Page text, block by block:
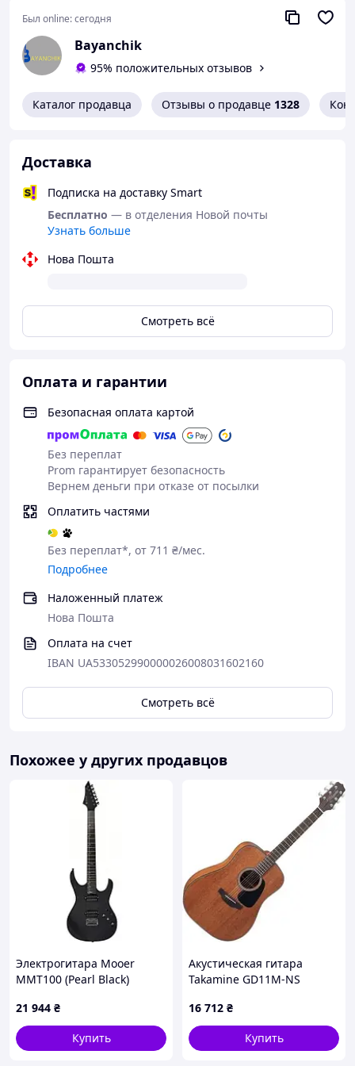
либо через адаптер (9В)- в комплект не входят;
Регулятор громкости,тона, функция overdrive,
выход для наушников.
Подходит для электро гитара для электро
Был online:сегодня
Bayanchik
95% положительных отзывов
Каталог продавца Отзывы о продавце 1328
Доставка
Подписка на доставку Smart
Бесплатно — в отделения Новой почты
Узнать больше
Нова Пошта
Смотреть всё
Оплата и гарантии
Безопасная оплата картой
Без переплат
Prom гарантирует безопасность
Вернем деньги при отказе от посылки
Оплатить частями
Без переплат*, от 711 ₴/мес.
Подробнее
Наложенный платеж
Нова Пошта
Оплата на счет
IBAN UA533052990000026008031602160
Смотреть всё
Похожее у других продавцов
Электрогитара Mooer
MMT100 (Pearl Black)
21 944 ₴
Купить
Акустическая гитара
Takamine GD11M-NS
16 712 ₴
Купить